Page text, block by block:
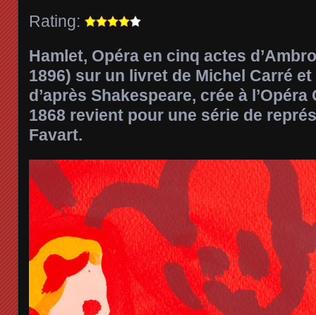
Rating:
Hamlet, Opéra en cinq actes
1896) sur un livret de Michel Carré
d’après Shakespeare, crée à
1868 revient pour une série de
Favart.